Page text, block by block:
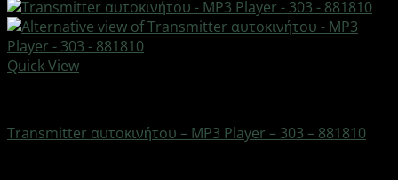
Quick View
Transmitter αυτοκινήτου – MP3 Player – 303 – 881810